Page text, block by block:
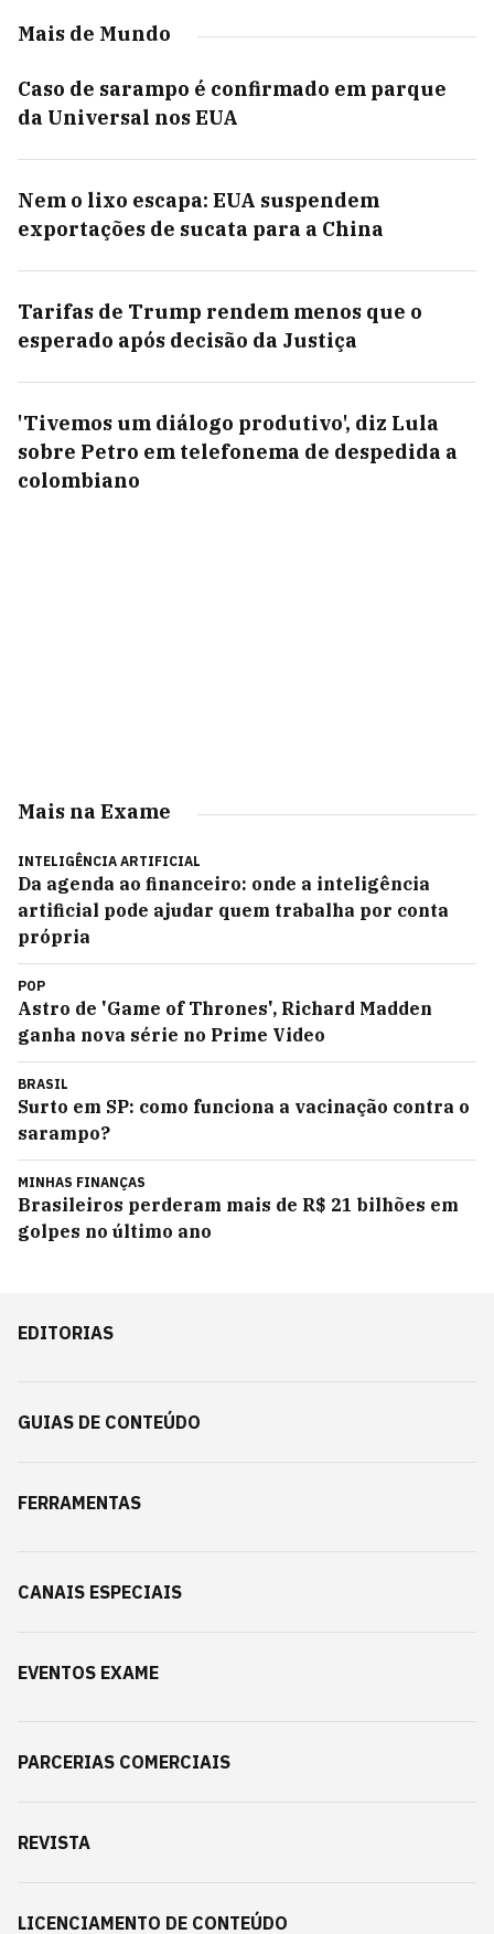
Mais de Mundo
Caso de sarampo é confirmado em parque
da Universal nos EUA
Nem o lixo escapa: EUA suspendem
exportações de sucata para a China
Tarifas de Trump rendem menos que o
esperado após decisão da Justiça
'Tivemos um diálogo produtivo', diz Lula
sobre Petro em telefonema de despedida a
colombiano
Mais na Exame
INTELIGÊNCIA ARTIFICIAL
Da agenda ao financeiro: onde a inteligência
artificial pode ajudar quem trabalha por conta
própria
POP
Astro de 'Game of Thrones', Richard Madden
ganha nova série no Prime Video
BRASIL
Surto em SP: como funciona a vacinação contra o
sarampo?
MINHAS FINANÇAS
Brasileiros perderam mais de R$ 21 bilhões em
golpes no último ano
EDITORIAS
GUIAS DE CONTEÚDO
FERRAMENTAS
CANAIS ESPECIAIS
EVENTOS EXAME
PARCERIAS COMERCIAIS
REVISTA
LICENCIAMENTO DE CONTEÚDO